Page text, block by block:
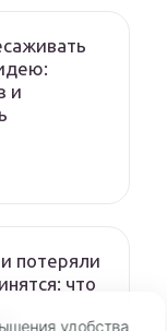
и
потеряли
что
удобства